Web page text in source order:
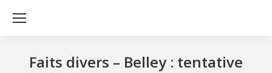
Faits divers – Belley : tentative